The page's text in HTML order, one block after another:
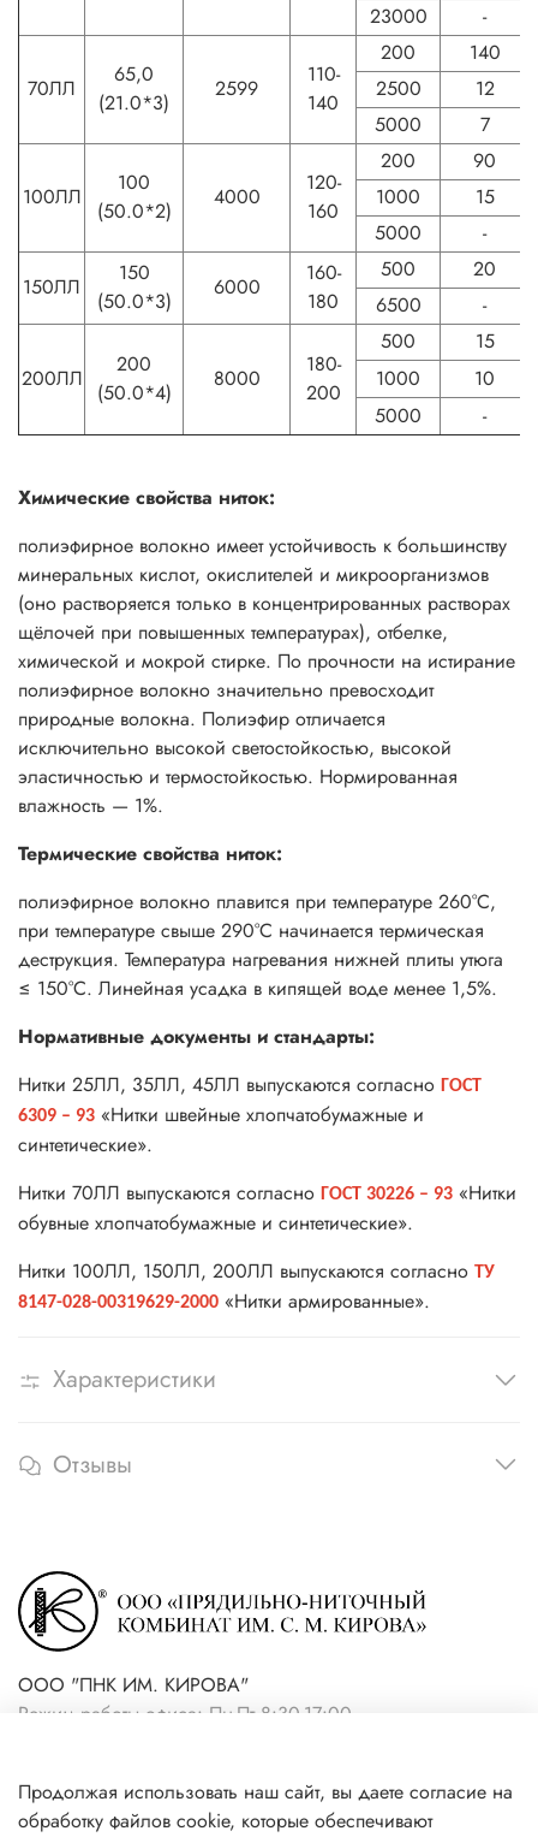
23000
-
70ЛЛ
65,0
(21.0*3)
2599
110-
140
200
140
2500
12
5000
7
100ЛЛ
100
(50.0*2)
4000
120-
160
200
90
1000
15
5000
-
150ЛЛ
150
(50.0*3)
6000
160-
180
500
20
6500
-
200ЛЛ
200
(50.0*4)
8000
180-
200
500
15
1000
10
5000
-
Химические свойства ниток:
полиэфирное волокно имеет устойчивость к большинству
минеральных кислот, окислителей и микроорганизмов
(оно растворяется только в концентрированных растворах
щёлочей при повышенных температурах), отбелке,
химической и мокрой стирке. По прочности на истирание
полиэфирное волокно значительно превосходит
природные волокна. Полиэфир отличается
исключительно высокой светостойкостью, высокой
эластичностью и термостойкостью. Нормированная
влажность — 1%.
Термические свойства ниток:
полиэфирное волокно плавится при температуре 260°С,
при температуре свыше 290°С начинается термическая
деструкция. Температура нагревания нижней плиты утюга
≤ 150°С. Линейная усадка в кипящей воде менее 1,5%.
Нормативные документы и стандарты:
Нитки 25ЛЛ, 35ЛЛ, 45ЛЛ выпускаются согласно ГОСТ
6309 – 93 «Нитки швейные хлопчатобумажные и
синтетические».
Нитки 70ЛЛ выпускаются согласно ГОСТ 30226 – 93 «Нитки
обувные хлопчатобумажные и синтетические».
Нитки 100ЛЛ, 150ЛЛ, 200ЛЛ выпускаются согласно ТУ
8147-028-00319629-2000 «Нитки армированные».
Характеристики
Отзывы
ООО "ПНК ИМ. КИРОВА"
Режим работы офиса: Пн-Пт 8:30-17:00
магазин)
Продолжая использовать наш сайт, вы даете согласие на
обработку файлов cookie, которые обеспечивают